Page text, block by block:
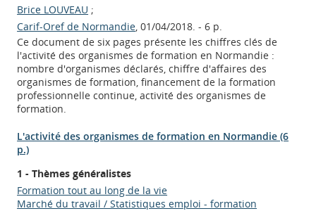
Brice LOUVEAU ;
Carif-Oref de Normandie, 01/04/2018. - 6 p.
Ce document de six pages présente les chiffres clés de
l'activité des organismes de formation en Normandie :
nombre d'organismes déclarés, chiffre d'affaires des
organismes de formation, financement de la formation
professionnelle continue, activité des organismes de
formation.
L'activité des organismes de formation en Normandie (6
p.)
1 - Thèmes généralistes
Formation tout au long de la vie
Marché du travail / Statistiques emploi - formation